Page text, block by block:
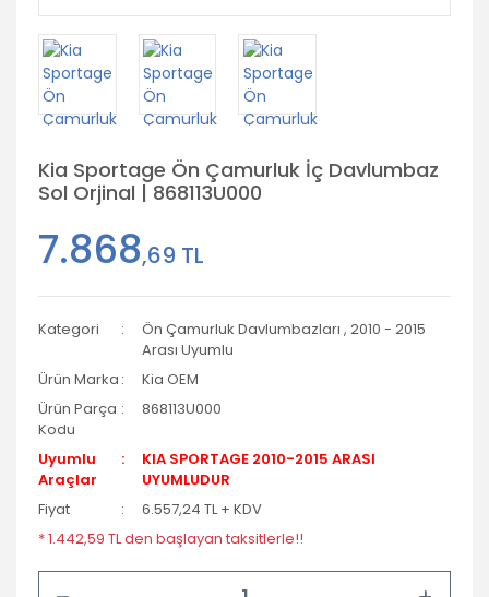
Kia Sportage Ön Çamurluk İç Davlumbaz
Sol Orjinal | 868113U000
7.868,69 TL
Kategori Ön Çamurluk Davlumbazları , 2010 - 2015
Arası Uyumlu
Ürün Marka
Kia OEM
Ürün Parça
Kodu
868113U000
Uyumlu
Araçlar
KIA SPORTAGE 2010-2015 ARASI
UYUMLUDUR
Fiyat
6.557,24 TL + KDV
* 1.442,59 TL den başlayan taksitlerle!!